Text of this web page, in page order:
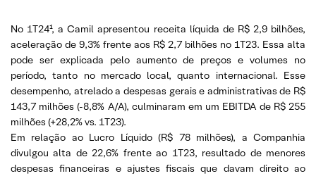
No 1T24¹, a Camil apresentou receita líquida de R$ 2,9 bilhões,
aceleração de 9,3% frente aos R$ 2,7 bilhões no 1T23. Essa alta
pode ser explicada pelo aumento de preços e volumes no
período, tanto no mercado local, quanto internacional. Esse
desempenho, atrelado a despesas gerais e administrativas de R$
143,7 milhões (-8,8% A/A), culminaram em um EBITDA de R$ 255
milhões (+28,2% vs. 1T23).
Em relação ao Lucro Líquido (R$ 78 milhões), a Companhia
divulgou alta de 22,6% frente ao 1T23, resultado de menores
despesas financeiras e ajustes fiscais que davam direito ao